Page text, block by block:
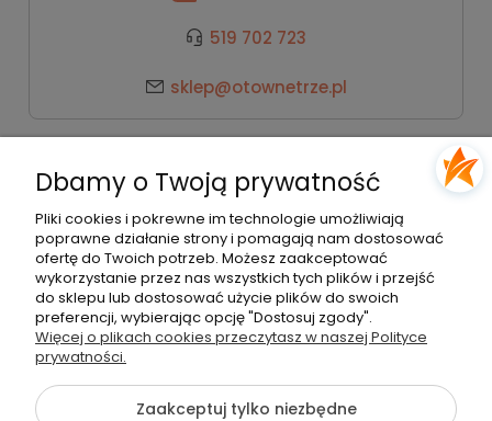
519 702 723
sklep@otownetrze.pl
Pomoc
Moje konto
Płatności i dostawa
Dbamy o Twoją prywatność
Pliki cookies i pokrewne im technologie umożliwiają
poprawne działanie strony i pomagają nam dostosować
ofertę do Twoich potrzeb. Możesz zaakceptować
wykorzystanie przez nas wszystkich tych plików i przejść
do sklepu lub dostosować użycie plików do swoich
preferencji, wybierając opcję "Dostosuj zgody".
Więcej o plikach cookies przeczytasz w naszej Polityce
prywatności.
Zaakceptuj tylko niezbędne